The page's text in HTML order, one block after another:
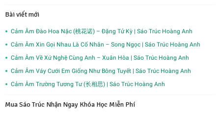
Bài viết mới
Cảm Âm Đào Hoa Nặc (桃花诺) – Đặng Tử Kỳ | Sáo Trúc Hoàng Anh
Cảm Âm Xin Gọi Nhau Là Cố Nhân – Song Ngọc | Sáo Trúc Hoàng Anh
Cảm Âm Về Xứ Nghệ Cùng Anh – Xuân Hòa | Sáo Trúc Hoàng Anh
Cảm Âm Váy Cưới Em Giống Như Bông Tuyết | Sáo Trúc Hoàng Anh
Cảm Âm Trường Tương Tư (长相思) | Sáo Trúc Hoàng Anh
Mua Sáo Trúc Nhận Ngay Khóa Học Miễn Phí